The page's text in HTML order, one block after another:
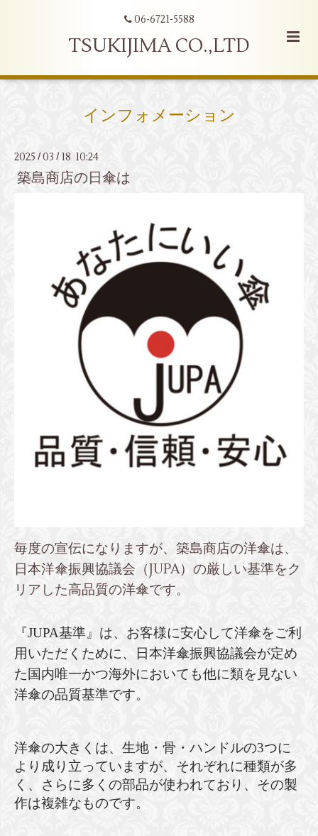
06-6721-5588
TSUKIJIMA CO.,LTD
インフォメーション
2025 / 03 / 18 10:24
築島商店の日傘は
毎度の宣伝になりますが、築島商店の洋傘は、
日本洋傘振興協議会（JUPA）の厳しい基準をク
リアした高品質の洋傘です。
『JUPA基準』は、お客様に安心して洋傘をご利
用いただくために、日本洋傘振興協議会が定め
た国内唯一かつ海外においても他に類を見ない
洋傘の品質基準です。
洋傘の大きくは、生地・骨・ハンドルの3つに
より成り立っていますが、それぞれに種類が多
く、さらに多くの部品が使われており、その製
作は複雑なものです。